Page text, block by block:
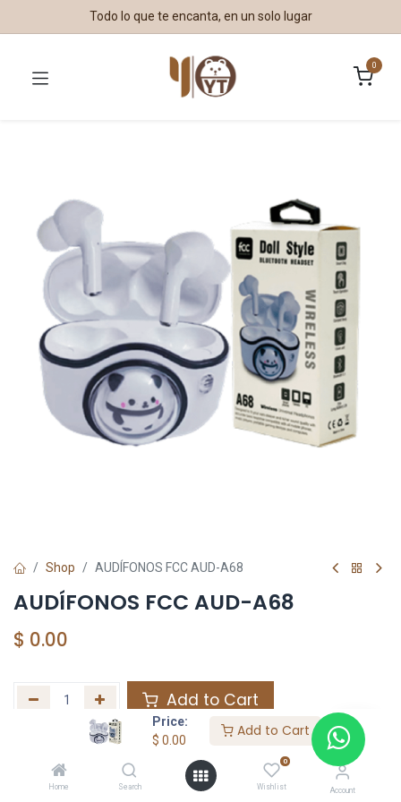
Price:
$ 0.00
Add to Cart
Home Search
0
Wishlist Account
Todo lo que te encanta, en un solo lugar
0
Shop AUDÍFONOS FCC AUD-A68
AUDÍFONOS FCC AUD-A68
$ 0.00
Add to Cart
Agregar a la lista de deseos
Share :